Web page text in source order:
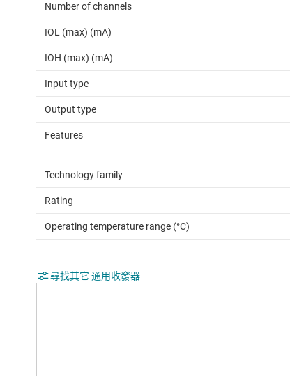
Number of channels
IOL (max) (mA)
IOH (max) (mA)
Input type
Output type
Features
Technology family
Rating
Operating temperature range (°C)
尋找其它 通用收發器